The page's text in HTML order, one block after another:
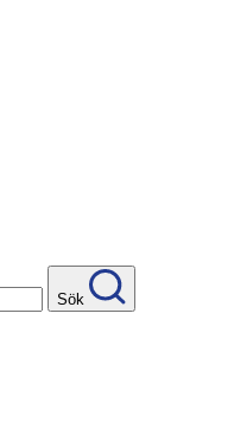
Sök